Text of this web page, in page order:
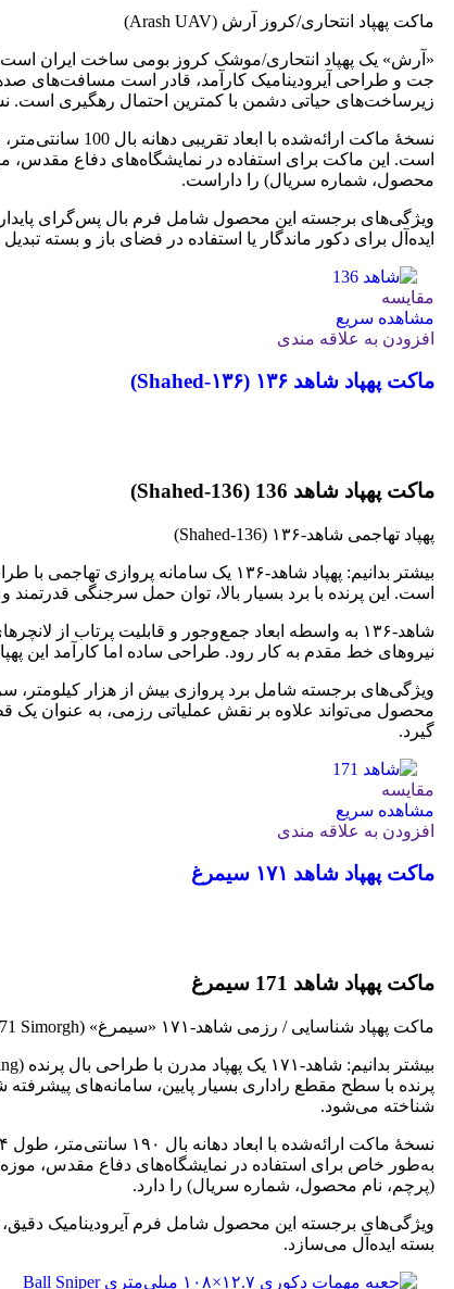
ماکت پهپاد انتحاری/کروز آرش (Arash UAV)
«آرش» یک پهپاد انتحاری/موشک کروز بومی ساخت ایران است
جت و طراحی آیرودینامیک کارآمد، قادر است مسافت‌های
زیرساخت‌های حیاتی دشمن با کمترین احتمال رهگیری است.
است. این ماکت برای استفاده در نمایشگاه‌های دفاع مقدس،
محصول، شماره سریال) را داراست.
ایده‌آل برای دکور ماندگار یا استفاده در فضای باز و بسته
مقایسه
مشاهده سریع
افزودن به علاقه مندی
ماکت پهپاد شاهد ۱۳۶ (Shahed‑۱۳۶)
ماکت پهپاد شاهد 136 (Shahed‑136)
پهپاد تهاجمی شاهد‑۱۳۶ (Shahed‑136)
بیشتر بدانیم: پهپاد شاهد‑۱۳۶ یک
است. این پرنده با برد بسیار بالا، توان حمل سرجنگی
شاهد‑۱۳۶ به واسطه ابعاد جمع‌وجور و قابلیت پرتاب از
نیروهای خط مقدم به کار رود. طراحی ساده اما کارآمد این
ویژگی‌های برجسته شامل برد پروازی بیش از هزار کیلومتر،
محصول می‌تواند علاوه بر نقش عملیاتی رزمی، به عنوان یک
گیرد.
مقایسه
مشاهده سریع
افزودن به علاقه مندی
ماکت پهپاد شاهد ۱۷۱ سیمرغ
ماکت پهپاد شاهد 171 سیمرغ
ماکت پهپاد شناسایی / رزمی شاهد‑۱۷۱ «سیمرغ» (Shahed‑171 Simorgh)
پرنده با سطح مقطع راداری بسیار پایین، سامانه‌های
شناخته می‌شود.
به‌طور خاص برای استفاده در نمایشگاه‌های دفاع مقدس،
(پرچم، نام محصول، شماره سریال) را دارد.
ویژگی‌های برجسته این محصول شامل فرم آیرودینامیک
بسته ایده‌آل می‌سازد.